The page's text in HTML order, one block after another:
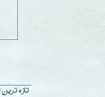
تازه ترین اخبار